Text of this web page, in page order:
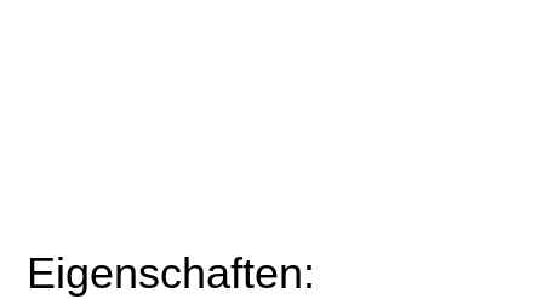
Eigenschaften: